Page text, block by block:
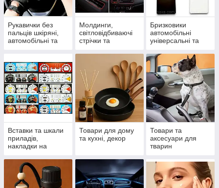
Рукавички без
пальців шкіряні,
автомобільні та
Молдинги,
світловідбиваючі
стрічки та
Бризковики
автомобільні
універсальні та
Вставки та шкали
приладів,
накладки на
Товари для дому
та кухні, декор
Товари та
аксесуари для
тварин